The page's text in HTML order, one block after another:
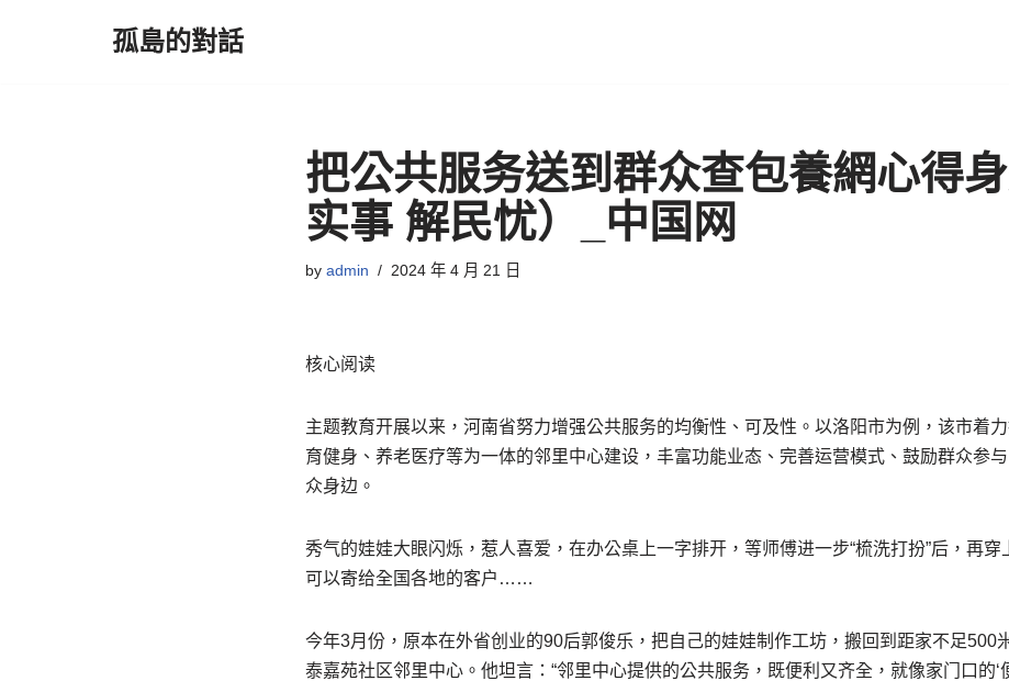
孤島的對話
把公共服务送到群众查包養網心得
实事 解民忧）_中国网
by admin 2024 年 4 月 21 日
核心阅读
主题教育开展以来，河南省努力增强公共服务的均衡性、可及性。以洛阳市为例，该市着
育健身、养老医疗等为一体的邻里中心建设，丰富功能业态、完善运营模式、鼓励群众参
众身边。
秀气的娃娃大眼闪烁，惹人喜爱，在办公桌上一字排开，等师傅进一步“梳洗打扮”后，再穿
可以寄给全国各地的客户……
今年3月份，原本在外省创业的90后郭俊乐，把自己的娃娃制作工坊，搬回到距家不足500
泰嘉苑社区邻里中心。他坦言：“邻里中心提供的公共服务，既便利又齐全，就像家门口的‘